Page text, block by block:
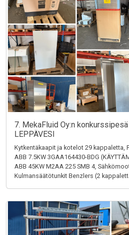
7. MekaFluid Oy:n
LEPPÄVESI
Kytkentäkaapit ja kotelot 29 kappaletta,
ABB 7.5KW 3GAA164430-BDG
ABB 45KW M2AA 225 SMB 4,
Kulmansäätötunkit Benzlers (2